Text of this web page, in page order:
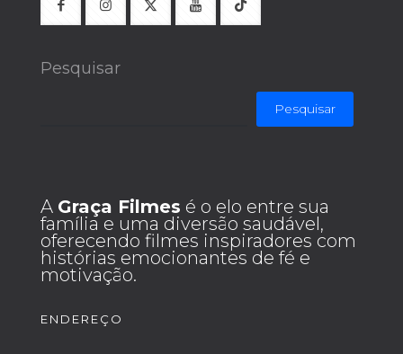
Pesquisar
Pesquisar
A Graça Filmes é o elo entre sua
família e uma diversão saudável,
oferecendo filmes inspiradores com
histórias emocionantes de fé e
motivação.
ENDEREÇO